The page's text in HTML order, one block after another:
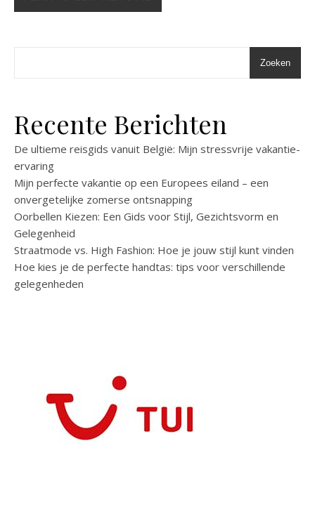
Zoeken
Recente Berichten
De ultieme reisgids vanuit België: Mijn stressvrije vakantie-
ervaring
Mijn perfecte vakantie op een Europees eiland – een
onvergetelijke zomerse ontsnapping
Oorbellen Kiezen: Een Gids voor Stijl, Gezichtsvorm en
Gelegenheid
Straatmode vs. High Fashion: Hoe je jouw stijl kunt vinden
Hoe kies je de perfecte handtas: tips voor verschillende
gelegenheden